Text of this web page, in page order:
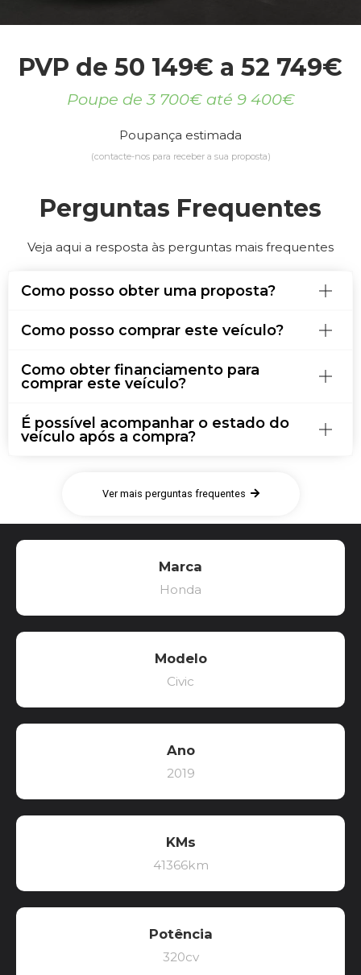
PVP de 50 149€ a 52 749€
Poupe de 3 700€ até 9 400€
Poupança estimada
(contacte-nos para receber a sua proposta)
Perguntas Frequentes
Veja aqui a resposta às perguntas mais frequentes
Como posso obter uma proposta?
Como posso comprar este veículo?
Como obter financiamento para
comprar este veículo?
É possível acompanhar o estado do
veículo após a compra?
Ver mais perguntas frequentes
Marca
Honda
Modelo
Civic
Ano
2019
KMs
41366km
Potência
320cv